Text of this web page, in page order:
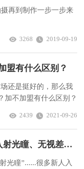
再到制作一步一步来
2019-09-19
3268
盟有什么区别？
还是挺好的，那么我
加不加盟有什么区别？
2021-09-26
2439
瞳、无视差点？
光瞳”......很多新人入